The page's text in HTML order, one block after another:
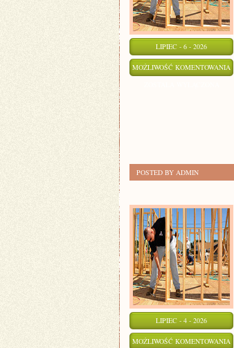
LIPIEC - 6 - 2026
MOŻLIWOŚĆ KOMENTOWANIA
POSTED BY ADMIN
LIPIEC - 4 - 2026
MOŻLIWOŚĆ KOMENTOWANIA